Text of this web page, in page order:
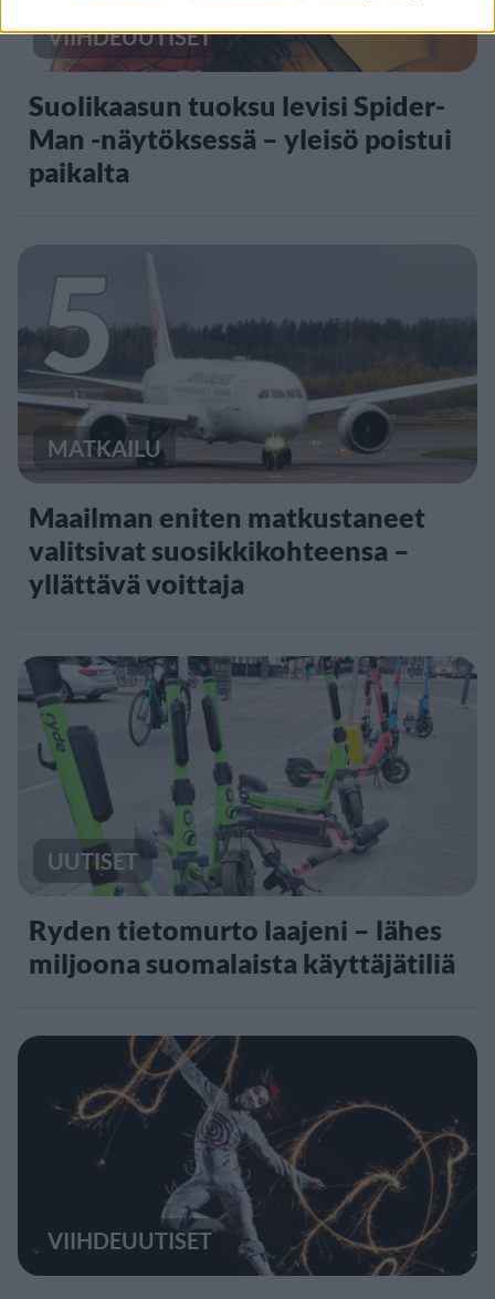
VIIHDEUUTISET
Suolikaasun tuoksu levisi Spider-
Man -näytöksessä – yleisö poistui
paikalta
5
MATKAILU
Maailman eniten matkustaneet
valitsivat suosikkikohteensa –
yllättävä voittaja
UUTISET
Ryden tietomurto laajeni – lähes
miljoona suomalaista käyttäjätiliä
VIIHDEUUTISET